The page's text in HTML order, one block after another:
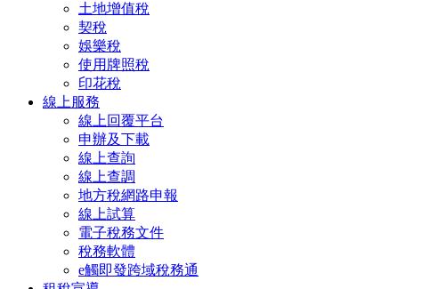
土地增值稅
契稅
娛樂稅
使用牌照稅
印花稅
線上服務
線上回覆平台
申辦及下載
線上查詢
線上查調
地方稅網路申報
線上試算
電子稅務文件
稅務軟體
e觸即發跨域稅務通